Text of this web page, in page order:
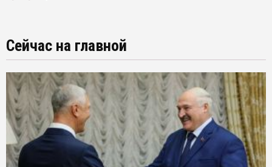
Сейчас на главной